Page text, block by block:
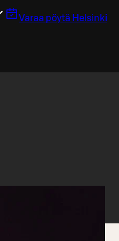
Varaa pöytä Helsinki